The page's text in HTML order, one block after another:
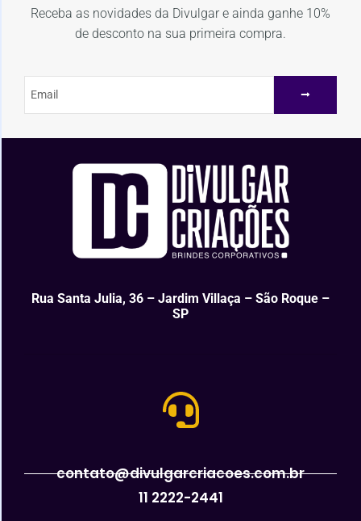
Receba as novidades da Divulgar e ainda ganhe 10%
de desconto na sua primeira compra.
Rua Santa Julia, 36 – Jardim Villaça – São Roque –
SP
contato@divulgarcriacoes.com.br
11 2222-2441